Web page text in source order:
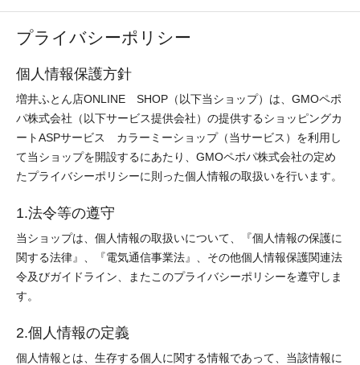
プライバシーポリシー
個人情報保護方針
増井ふとん店ONLINE SHOP（以下当ショップ）は、GMOペポ
パ株式会社（以下サービス提供会社）の提供するショッピングカ
ートASPサービス カラーミーショップ（当サービス）を利用し
て当ショップを開設するにあたり、GMOペポパ株式会社の定め
たプライバシーポリシーに則った個人情報の取扱いを行います。
1.法令等の遵守
当ショップは、個人情報の取扱いについて、『個人情報の保護に
関する法律』、『電気通信事業法』、その他個人情報保護関連法
令及びガイドライン、またこのプライバシーポリシーを遵守しま
す。
2.個人情報の定義
個人情報とは、生存する個人に関する情報であって、当該情報に